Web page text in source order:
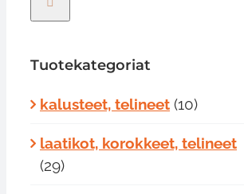
Tuotekategoriat
kalusteet, telineet (10)
laatikot, korokkeet, telineet
(29)